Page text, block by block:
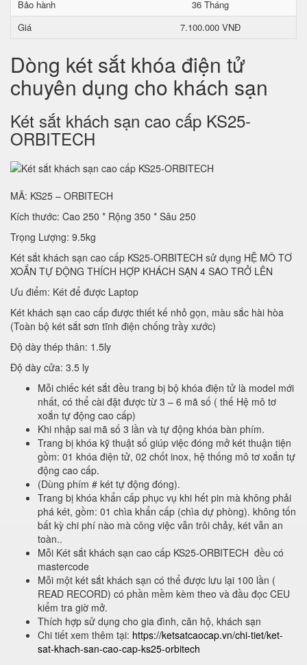
Bảo hành
36 Tháng
Giá
7.100.000 VNĐ
Dòng két sắt khóa điện tử
chuyên dụng cho khách sạn
Két sắt khách sạn cao cấp KS25-
ORBITECH
MÃ: KS25 – ORBITECH
Kích thước: Cao 250 * Rộng 350 * Sâu 250
Trọng Lượng: 9.5kg
Két sắt khách sạn cao cấp KS25-ORBITECH sử dụng HỆ MÔ TƠ
XOẮN TỰ ĐỘNG THÍCH HỢP KHÁCH SẠN 4 SAO TRỞ LÊN
Ưu điểm: Két để được Laptop
Két khách sạn cao cấp được thiết kế nhỏ gọn, màu sắc hài hòa
(Toàn bộ két sắt sơn tĩnh điện chống trầy xước)
Độ dày thép thân: 1.5ly
Độ dày cửa: 3.5 ly
Mỗi chiếc két sắt đều trang bị bộ khóa điện tử là model mới
nhất, có thể cài đặt được từ 3 – 6 mã số ( thế Hệ mô tơ
xoắn tự động cao cấp)
Khi nhập sai mã số 3 lần và tự động khóa bàn phím.
Trang bị khóa kỹ thuật số giúp việc đóng mở két thuận tiện
gồm: 01 khóa điện tử, 02 chốt inox, hệ thống mô tơ xoắn tự
động cao cấp.
(Dùng phím # két tự động đóng).
Trang bị khóa khẩn cấp phục vụ khi hết pin mà không phải
phá két, gồm: 01 chìa khẩn cấp (chìa dự phòng). không tốn
bất kỳ chi phí nào mà công việc vẫn trôi chảy, két vẫn an
toàn..
Mỗi Két sắt khách sạn cao cấp KS25-ORBITECH đều có
mastercode
Mỗi một két sắt khách sạn có thể được lưu lại 100 lần (
READ RECORD) có phần mềm kèm theo và đầu đọc CEU
kiểm tra giờ mở.
Thích hợp sử dụng cho gia đình, căn hộ, khách sạn
Chi tiết xem thêm tại: https://ketsatcaocap.vn/chi-tiet/ket-
sat-khach-san-cao-cap-ks25-orbitech